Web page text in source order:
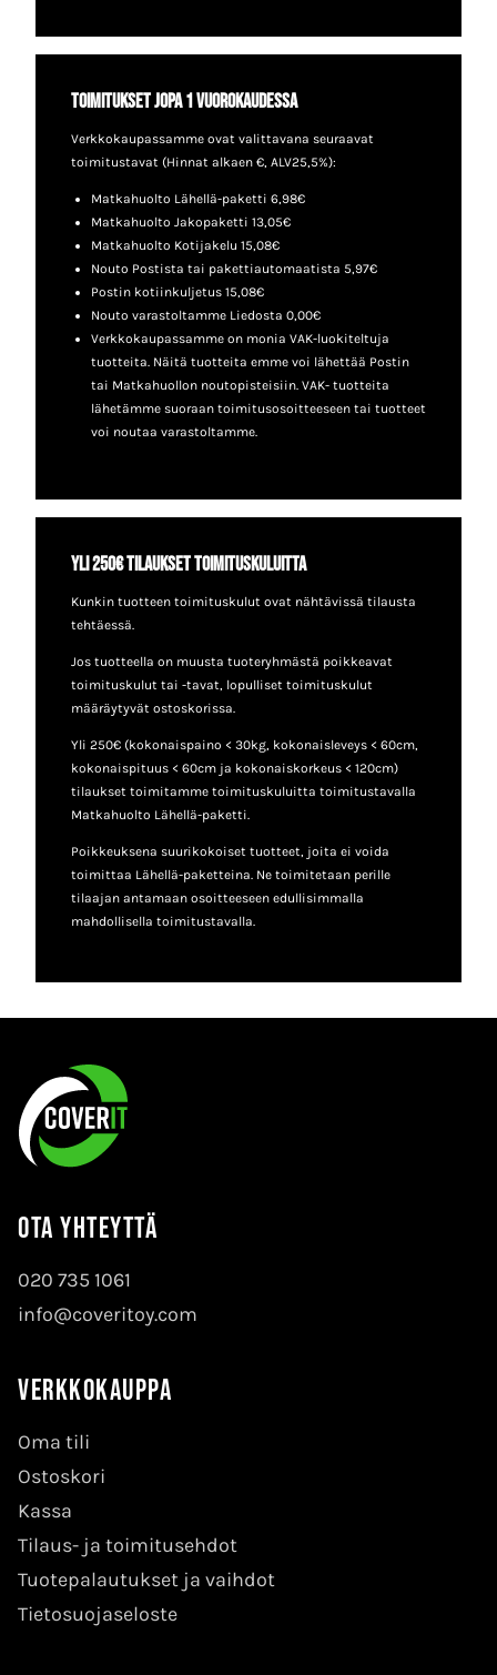
Toimitukset jopa 1 vuorokaudessa
Verkkokaupassamme ovat valittavana seuraavat
toimitustavat (Hinnat alkaen €, ALV25,5%):
Matkahuolto Lähellä-paketti 6,98€
Matkahuolto Jakopaketti 13,05€
Matkahuolto Kotijakelu 15,08€
Nouto Postista tai pakettiautomaatista 5,97€
Postin kotiinkuljetus 15,08€
Nouto varastoltamme Liedosta 0,00€
Verkkokaupassamme on monia VAK-luokiteltuja
tuotteita. Näitä tuotteita emme voi lähettää Postin
tai Matkahuollon noutopisteisiin. VAK- tuotteita
lähetämme suoraan toimitusosoitteeseen tai tuotteet
voi noutaa varastoltamme.
Yli 250€ tilaukset toimituskuluitta
Kunkin tuotteen toimituskulut ovat nähtävissä tilausta
tehtäessä.
Jos tuotteella on muusta tuoteryhmästä poikkeavat
toimituskulut tai -tavat, lopulliset toimituskulut
määräytyvät ostoskorissa.
Yli 250€ (kokonaispaino < 30kg, kokonaisleveys < 60cm,
kokonaispituus < 60cm ja kokonaiskorkeus < 120cm)
tilaukset toimitamme toimituskuluitta toimitustavalla
Matkahuolto Lähellä-paketti.
Poikkeuksena suurikokoiset tuotteet, joita ei voida
toimittaa Lähellä-paketteina. Ne toimitetaan perille
tilaajan antamaan osoitteeseen edullisimmalla
mahdollisella toimitustavalla.
Ota yhteyttä
020 735 1061
info@coveritoy.com
Verkkokauppa
Oma tili
Ostoskori
Kassa
Tilaus- ja toimitusehdot
Tuotepalautukset ja vaihdot
Tietosuojaseloste